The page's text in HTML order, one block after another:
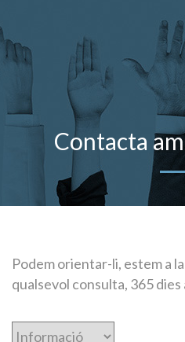
Contacta
Podem orientar-li, estem a
qualsevol consulta, 365 dies